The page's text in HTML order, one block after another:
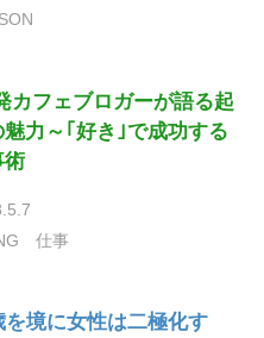
カフェブロガーが語る起
魅力～｢好き｣で成功する
術
仕事
を境に女性は二極化す